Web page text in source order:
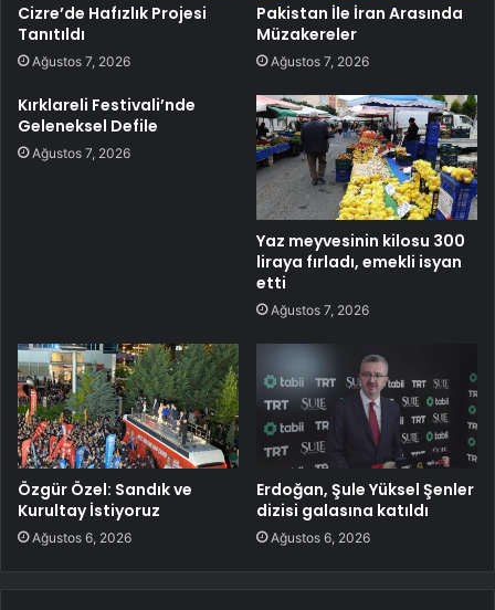
Cizre’de Hafızlık Projesi
Tanıtıldı
Ağustos 7, 2026
Pakistan İle İran Arasında
Müzakereler
Ağustos 7, 2026
Kırklareli Festivali’nde
Geleneksel Defile
Ağustos 7, 2026
Yaz meyvesinin kilosu 300
liraya fırladı, emekli isyan
etti
Ağustos 7, 2026
Özgür Özel: Sandık ve
Kurultay İstiyoruz
Ağustos 6, 2026
Erdoğan, Şule Yüksel Şenler
dizisi galasına katıldı
Ağustos 6, 2026